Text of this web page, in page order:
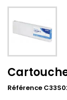
Référence